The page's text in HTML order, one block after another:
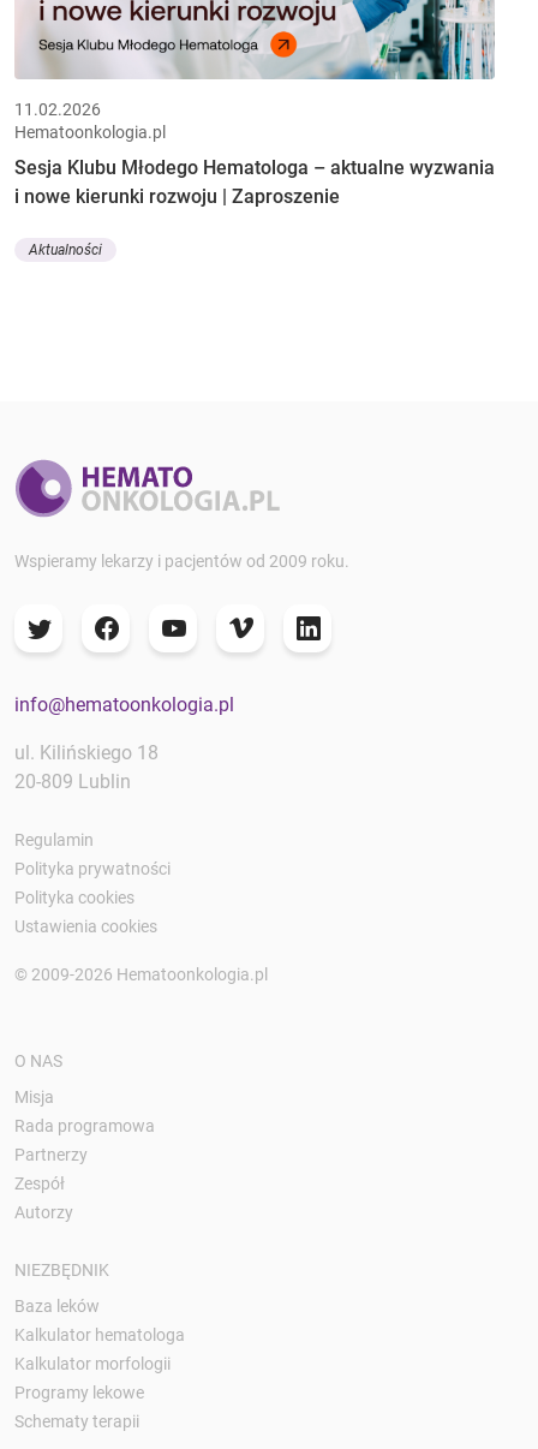
11.02.2026
Hematoonkologia.pl
Sesja Klubu Młodego Hematologa – aktualne wyzwania
i nowe kierunki rozwoju | Zaproszenie
Aktualności
Wspieramy lekarzy i pacjentów od 2009 roku.
info@hematoonkologia.pl
ul. Kilińskiego 18
20-809 Lublin
Regulamin
Polityka prywatności
Polityka cookies
Ustawienia cookies
© 2009-2026 Hematoonkologia.pl
O NAS
Misja
Rada programowa
Partnerzy
Zespół
Autorzy
NIEZBĘDNIK
Baza leków
Kalkulator hematologa
Kalkulator morfologii
Programy lekowe
Schematy terapii